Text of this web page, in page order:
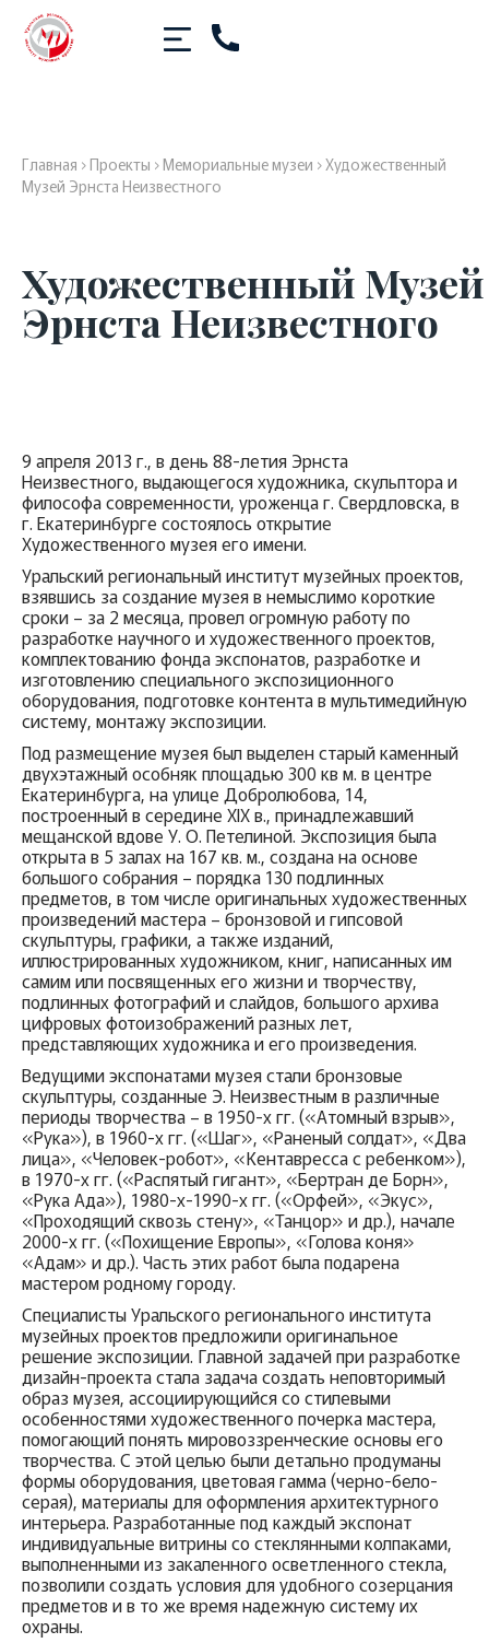
Главная ›Проекты ›Мемориальные музеи ›Художественный
Музей Эрнста Неизвестного
Художественный Музей
Эрнста Неизвестного
9 апреля 2013 г., в день 88-летия Эрнста
Неизвестного, выдающегося художника, скульптора и
философа современности, уроженца г. Свердловска, в
г. Екатеринбурге состоялось открытие
Художественного музея его имени.
Уральский региональный институт музейных проектов,
взявшись за создание музея в немыслимо короткие
сроки – за 2 месяца, провел огромную работу по
разработке научного и художественного проектов,
комплектованию фонда экспонатов, разработке и
изготовлению специального экспозиционного
оборудования, подготовке контента в мультимедийную
систему, монтажу экспозиции.
Под размещение музея был выделен старый каменный
двухэтажный особняк площадью 300 кв м. в центре
Екатеринбурга, на улице Добролюбова, 14,
построенный в середине ХIХ в., принадлежавший
мещанской вдове У. О. Петелиной. Экспозиция была
открыта в 5 залах на 167 кв. м., создана на основе
большого собрания – порядка 130 подлинных
предметов, в том числе оригинальных художественных
произведений мастера – бронзовой и гипсовой
скульптуры, графики, а также изданий,
иллюстрированных художником, книг, написанных им
самим или посвященных его жизни и творчеству,
подлинных фотографий и слайдов, большого архива
цифровых фотоизображений разных лет,
представляющих художника и его произведения.
Ведущими экспонатами музея стали бронзовые
скульптуры, созданные Э. Неизвестным в различные
периоды творчества – в 1950-х гг. («Атомный взрыв»,
«Рука»), в 1960-х гг. («Шаг», «Раненый солдат», «Два
лица», «Человек-робот», «Кентавресса с ребенком»),
в 1970-х гг. («Распятый гигант», «Бертран де Борн»,
«Рука Ада»), 1980-х-1990-х гг. («Орфей», «Экус»,
«Проходящий сквозь стену», «Танцор» и др.), начале
2000-х гг. («Похищение Европы», «Голова коня»
«Адам» и др.). Часть этих работ была подарена
мастером родному городу.
Специалисты Уральского регионального института
музейных проектов предложили оригинальное
решение экспозиции. Главной задачей при разработке
дизайн-проекта стала задача создать неповторимый
образ музея, ассоциирующийся со стилевыми
особенностями художественного почерка мастера,
помогающий понять мировоззренческие основы его
творчества. С этой целью были детально продуманы
формы оборудования, цветовая гамма (черно-бело-
серая), материалы для оформления архитектурного
интерьера. Разработанные под каждый экспонат
индивидуальные витрины со стеклянными колпаками,
выполненными из закаленного осветленного стекла,
позволили создать условия для удобного созерцания
предметов и в то же время надежную систему их
охраны.